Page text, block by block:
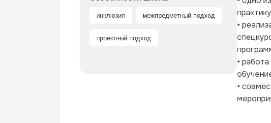
инклюзия межпредметный подход
проектный подход
•
•
•